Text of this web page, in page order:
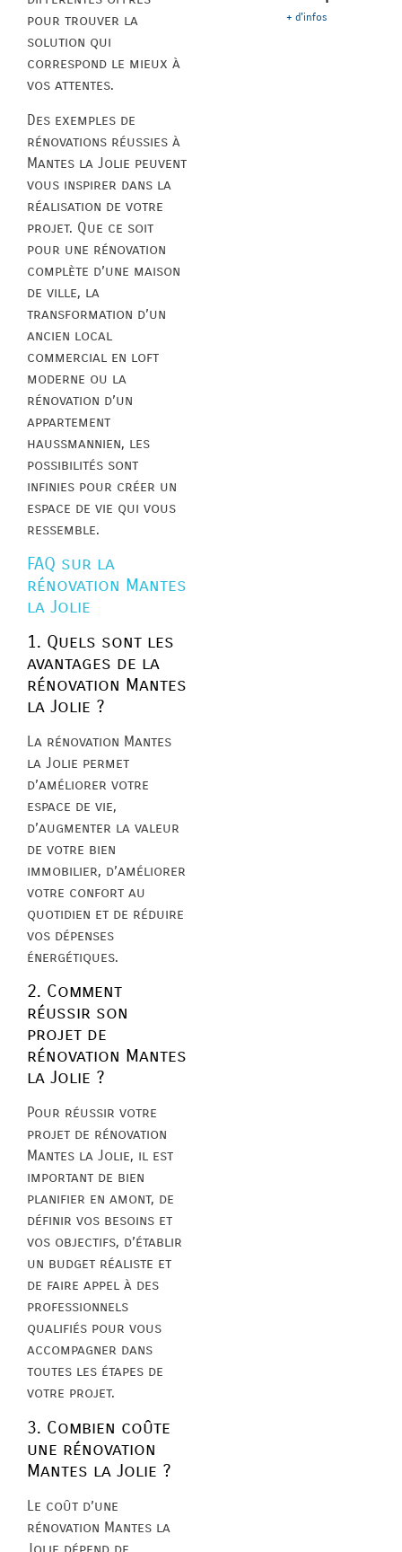
pour trouver la
solution qui
correspond le mieux à
vos attentes.
Des exemples de
rénovations réussies à
Mantes la Jolie peuvent
vous inspirer dans la
réalisation de votre
projet. Que ce soit
pour une rénovation
complète d’une maison
de ville, la
transformation d’un
ancien local
commercial en loft
moderne ou la
rénovation d’un
appartement
haussmannien, les
possibilités sont
infinies pour créer un
espace de vie qui vous
ressemble.
FAQ sur la
rénovation Mantes
la Jolie
1. Quels sont les
avantages de la
rénovation Mantes
la Jolie ?
La rénovation Mantes
la Jolie permet
d’améliorer votre
espace de vie,
d’augmenter la valeur
de votre bien
immobilier, d’améliorer
votre confort au
quotidien et de réduire
vos dépenses
énergétiques.
2. Comment
réussir son
projet de
rénovation Mantes
la Jolie ?
Pour réussir votre
projet de rénovation
Mantes la Jolie, il est
important de bien
planifier en amont, de
définir vos besoins et
vos objectifs, d’établir
un budget réaliste et
de faire appel à des
professionnels
qualifiés pour vous
accompagner dans
toutes les étapes de
votre projet.
3. Combien coûte
une rénovation
Mantes la Jolie ?
Le coût d’une
rénovation Mantes la
+ d'infos